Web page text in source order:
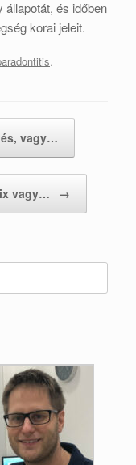
és időben
korai jeleit.
.
vagy…
vagy… →